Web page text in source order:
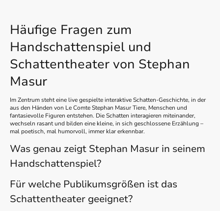
Häufige Fragen zum
Handschattenspiel und
Schattentheater von Stephan
Masur
Im Zentrum steht eine live gespielte interaktive Schatten-Geschichte, in der
aus den Händen von Le Comte Stephan Masur Tiere, Menschen und
fantasievolle Figuren entstehen. Die Schatten interagieren miteinander,
wechseln rasant und bilden eine kleine, in sich geschlossene Erzählung –
mal poetisch, mal humorvoll, immer klar erkennbar.
Was genau zeigt Stephan Masur in seinem
Handschattenspiel?
Für welche Publikumsgrößen ist das
Schattentheater geeignet?